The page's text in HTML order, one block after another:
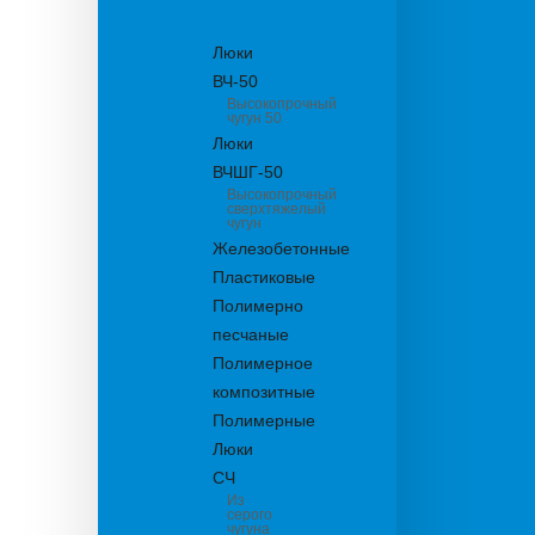
Люки
ВЧ-50
Высокопрочный
чугун 50
Люки
ВЧШГ-50
Высокопрочный
сверхтяжелый
чугун
Железобетонные
Пластиковые
Полимерно
песчаные
Полимерное
композитные
Полимерные
Люки
СЧ
Из
серого
чугуна